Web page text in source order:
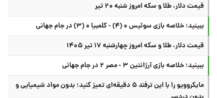
قیمت دلار، طلا و سکه امروز شنبه ۲۰ تیر
ببینید؛ خلاصه بازی سوئیس ۰ (۴) - کلمبیا ۰ (۳) در جام جهانی
قیمت دلار، طلا و سکه امروز چهارشنبه ۱۷ تیر ۱۴۰۵
ببینید؛ خلاصه بازی آرژانتین ۳ - مصر ۲ در جام جهانی
مایکروویو را با این ترفند ۵ دقیقه‌ای تمیز کنید؛ بدون مواد شیمیایی و